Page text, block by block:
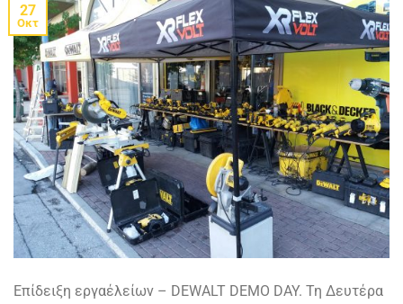
27
Οκτ
Επίδειξη εργαέλείων – DEWALT DEMO DAY. Τη Δευτέρα